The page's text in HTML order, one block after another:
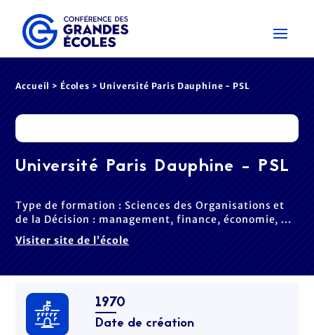
Accueil > Écoles > Université Paris Dauphine - PSL
Université Paris Dauphine - PSL
Type de formation : Sciences des Organisations et
de la Décision : management, finance, économie, ...
Visiter site de l’école
1970
Date de création